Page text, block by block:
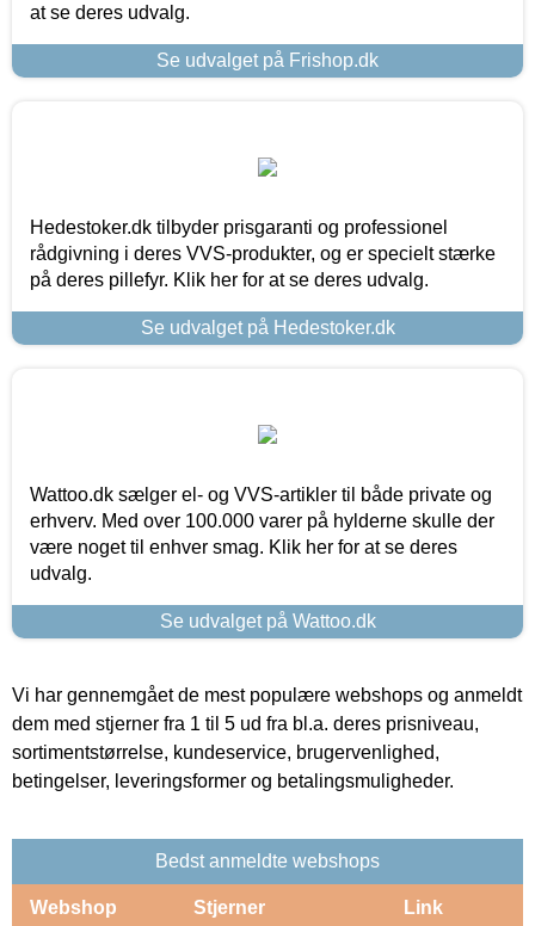
at se deres udvalg.
Se udvalget på Frishop.dk
Hedestoker.dk tilbyder prisgaranti og professionel
rådgivning i deres VVS-produkter, og er specielt stærke
på deres pillefyr. Klik her for at se deres udvalg.
Se udvalget på Hedestoker.dk
Wattoo.dk sælger el- og VVS-artikler til både private og
erhverv. Med over 100.000 varer på hylderne skulle der
være noget til enhver smag. Klik her for at se deres
udvalg.
Se udvalget på Wattoo.dk
Vi har gennemgået de mest populære webshops og anmeldt
dem med stjerner fra 1 til 5 ud fra bl.a. deres prisniveau,
sortimentstørrelse, kundeservice, brugervenlighed,
betingelser, leveringsformer og betalingsmuligheder.
Bedst anmeldte webshops
Webshop Stjerner Link